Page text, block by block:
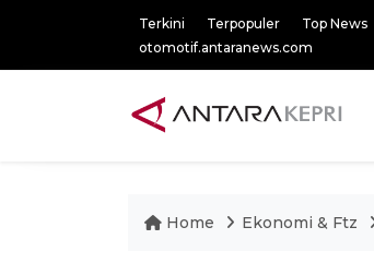
Terkini Terpopuler Top News
otomotif.antaranews.com
Home Ekonomi & Ftz